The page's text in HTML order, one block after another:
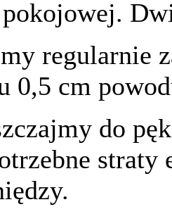
regularnie
0,5 cm
do
straty